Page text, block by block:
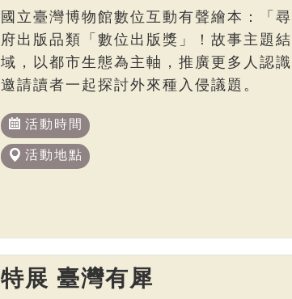
國立臺灣博物館數位互動有聲繪本：「
府出版品類「數位出版獎」！故事主題
域，以都市生態為主軸，推廣更多人認
邀請讀者一起探討外來種入侵議題。
活動時間
活動地點
特展 臺灣有犀